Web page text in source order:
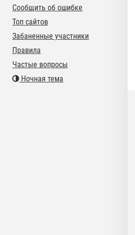
Сообщить об ошибке
Топ сайтов
Забаненные участники
Правила
Частые вопросы
Ночная тема